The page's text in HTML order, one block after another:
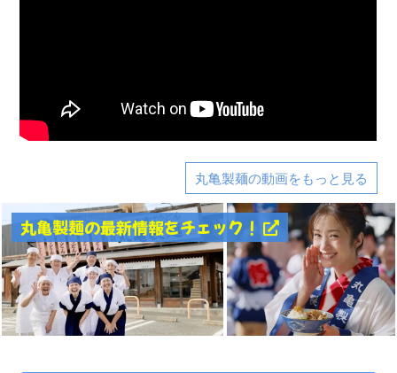
丸亀製麺の動画をもっと見る
丸亀製麺の最新情報をチェック！